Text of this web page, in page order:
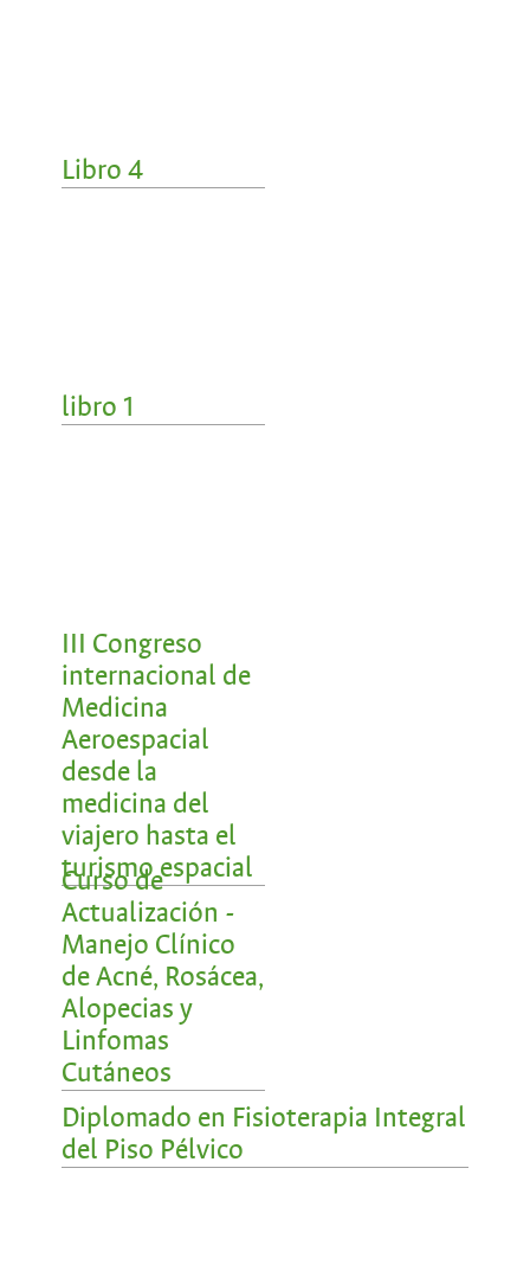
Libro 4
libro 1
III Congreso
internacional de
Medicina
Aeroespacial
desde la
medicina del
viajero hasta el
turismo espacial
Curso de
Actualización -
Manejo Clínico
de Acné, Rosácea,
Alopecias y
Linfomas
Cutáneos
Diplomado en Fisioterapia Integral
del Piso Pélvico